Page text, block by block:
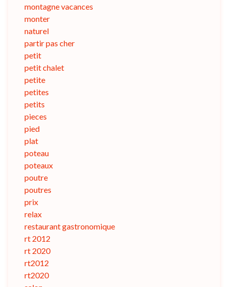
montagne vacances
monter
naturel
partir pas cher
petit
petit chalet
petite
petites
petits
pieces
pied
plat
poteau
poteaux
poutre
poutres
prix
relax
restaurant gastronomique
rt 2012
rt 2020
rt2012
rt2020